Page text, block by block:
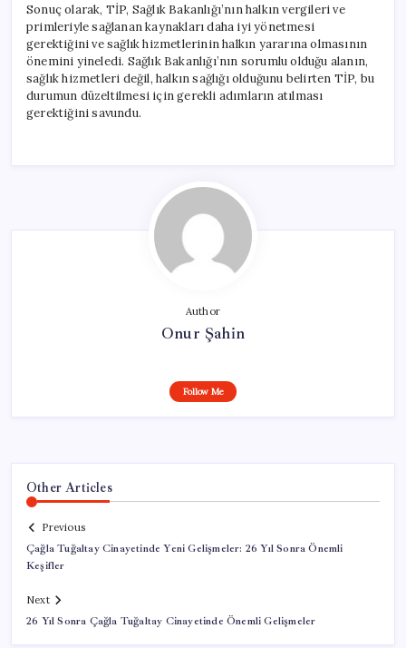
Sonuç olarak, TİP, Sağlık Bakanlığı’nın halkın vergileri ve
primleriyle sağlanan kaynakları daha iyi yönetmesi
gerektiğini ve sağlık hizmetlerinin halkın yararına olmasının
önemini yineledi. Sağlık Bakanlığı’nın sorumlu olduğu alanın,
sağlık hizmetleri değil, halkın sağlığı olduğunu belirten TİP, bu
durumun düzeltilmesi için gerekli adımların atılması
gerektiğini savundu.
Author
Onur Şahin
Follow Me
Other Articles
Previous
Çağla Tuğaltay Cinayetinde Yeni Gelişmeler: 26 Yıl Sonra Önemli
Keşifler
Next
26 Yıl Sonra Çağla Tuğaltay Cinayetinde Önemli Gelişmeler